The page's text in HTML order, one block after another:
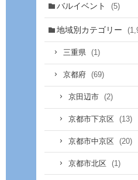
バルイベント (5)
地域別カテゴリー
三重県 (1)
京都府 (69)
京田辺市 (2)
京都市下京区 (13)
京都市中京区 (20)
京都市北区 (1)